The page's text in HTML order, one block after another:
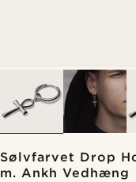
Sølvfarvet Drop
m. Ankh Vedhæng